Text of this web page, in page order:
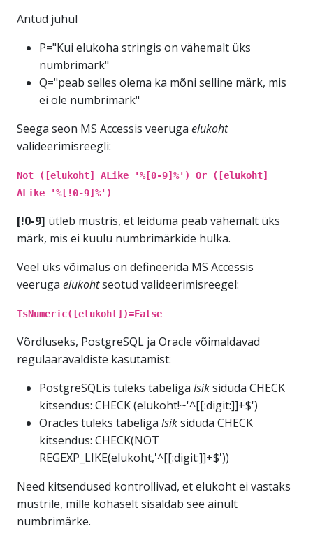
Antud juhul
P="Kui elukoha stringis on vähemalt üks
numbrimärk"
Q="peab selles olema ka mõni selline märk, mis
ei ole numbrimärk"
Seega seon MS Accessis veeruga elukoht
valideerimisreegli:
Not ([elukoht] ALike '%[0-9]%') Or ([elukoht]
ALike '%[!0-9]%')
[!0-9] ütleb mustris, et leiduma peab vähemalt üks
märk, mis ei kuulu numbrimärkide hulka.
Veel üks võimalus on defineerida MS Accessis
veeruga elukohtseotud valideerimisreegel:
IsNumeric([elukoht])=False
Võrdluseks, PostgreSQL ja Oracle võimaldavad
regulaaravaldiste kasutamist:
PostgreSQLis tuleks tabeliga Isiksiduda CHECK
kitsendus: CHECK (elukoht!~'^[[:digit:]]+$')
Oracles tuleks tabeliga Isiksiduda CHECK
kitsendus: CHECK(NOT
REGEXP_LIKE(elukoht,'^[[:digit:]]+$'))
Need kitsendused kontrollivad, et elukoht ei vastaks
mustrile, mille kohaselt sisaldab see ainult
numbrimärke.